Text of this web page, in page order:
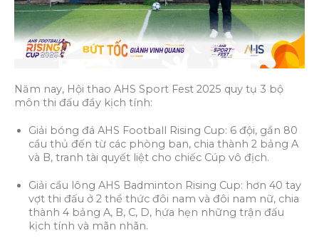
Năm nay, Hội thao AHS Sport Fest 2025 quy tụ 3 bộ
môn thi đấu đầy kịch tính:
Giải bóng đá AHS Football Rising Cup: 6 đội, gần 80
cầu thủ đến từ các phòng ban, chia thành 2 bảng A
và B, tranh tài quyết liệt cho chiếc Cúp vô địch.
Giải cầu lông AHS Badminton Rising Cup: hơn 40 tay
vợt thi đấu ở 2 thể thức đôi nam và đôi nam nữ, chia
thành 4 bảng A, B, C, D, hứa hẹn những trận đấu
kịch tính và mãn nhãn.